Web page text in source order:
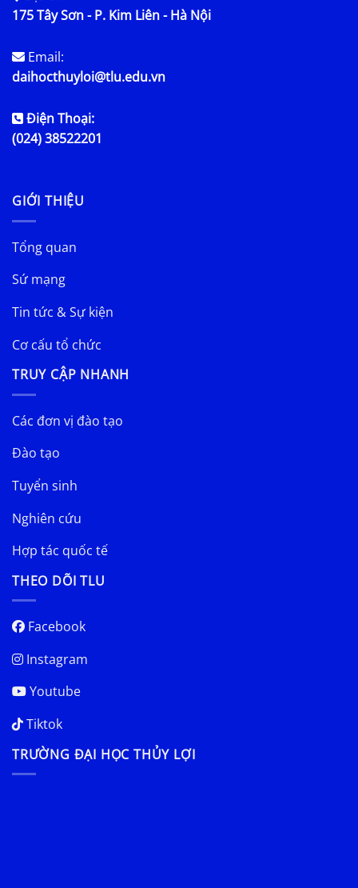
175 Tây Sơn - P. Kim Liên - Hà Nội
Email:
daihocthuyloi@tlu.edu.vn
Điện Thoại:
(024) 38522201
GIỚI THIỆU
Tổng quan
Sứ mạng
Tin tức & Sự kiện
Cơ cấu tổ chức
TRUY CẬP NHANH
Các đơn vị đào tạo
Đào tạo
Tuyển sinh
Nghiên cứu
Hợp tác quốc tế
THEO DÕI TLU
Facebook
Instagram
Youtube
Tiktok
TRƯỜNG ĐẠI HỌC THỦY LỢI